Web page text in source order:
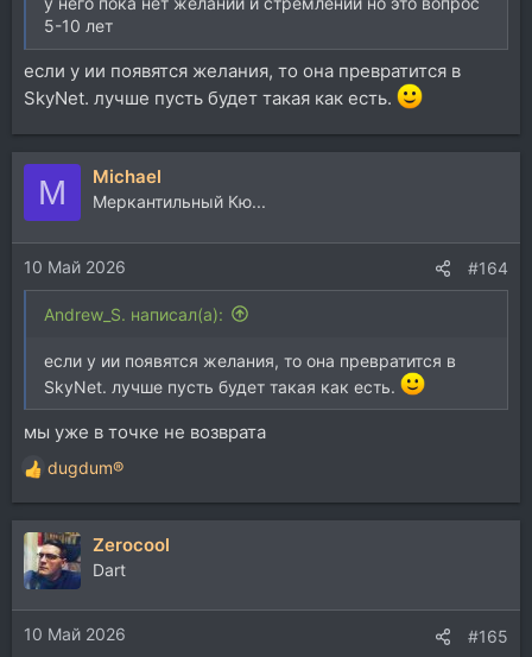
5-10 лет
если у ии появятся желания, то она превратится в
SkyNet. лучше пусть будет такая как есть.
M Michael
Меркантильный Кю...
10 Май 2026 #164
Andrew_S. написал(а):
если у ии появятся желания, то она превратится в
SkyNet. лучше пусть будет такая как есть.
мы уже в точке не возврата
Р
е
а
к
ц
и
и
:
dugdum®
Zerocool
Dart
10 Май 2026 #165